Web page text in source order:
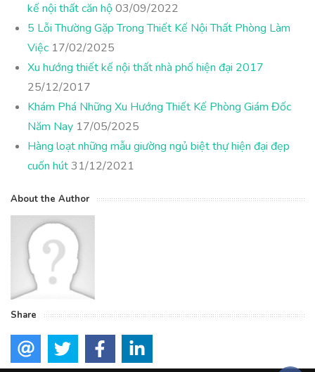
kế nội thất căn hộ03/09/2022
5 Lỗi Thường Gặp Trong Thiết Kế Nội Thất Phòng Làm
Việc 17/02/2025
Xu hướng thiết kế nội thất nhà phố hiện đại 2017
25/12/2017
Khám Phá Những Xu Hướng Thiết Kế Phòng Giám Đốc
Năm Nay 17/05/2025
Hàng loạt những mẫu giường ngủ biệt thự hiện đại đẹp
cuốn hút31/12/2021
About the Author
Share